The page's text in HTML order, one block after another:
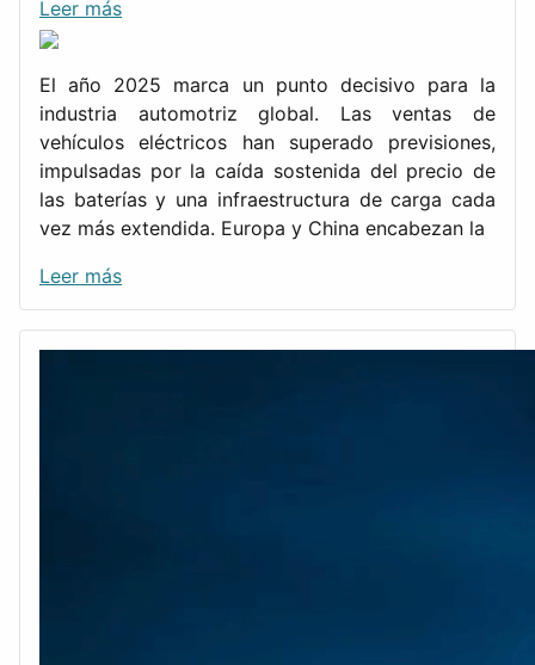
Leer más
El año 2025 marca un punto decisivo para la
industria automotriz global. Las ventas de
vehículos eléctricos han superado previsiones,
impulsadas por la caída sostenida del precio de
las baterías y una infraestructura de carga cada
vez más extendida. Europa y China encabezan la
Leer más